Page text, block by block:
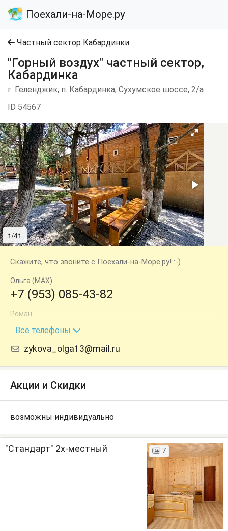
Поехали-на-Море.ру
Частный сектор Кабардинки
"Горный воздух" частный сектор,
Кабардинка
г. Геленджик, п. Кабардинка, Сухумское шоссе, 2/а
ID 54567
1/41
Скажите, что звоните с Поехали-на-Море.ру! :-)
Ольга (MAX)
+7 (953) 085-43-82
Роман
+7 (988) 289-35-30
Все телефоны
zykova_olga13@mail.ru
Акции и Скидки
возможны индивидуально
"Стандарт" 2х-местный 7